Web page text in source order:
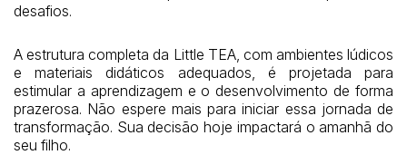
desafios.
A estrutura completa da Little TEA, com ambientes lúdicos
e materiais didáticos adequados, é projetada para
estimular a aprendizagem e o desenvolvimento de forma
prazerosa. Não espere mais para iniciar essa jornada de
transformação. Sua decisão hoje impactará o amanhã do
seu filho.